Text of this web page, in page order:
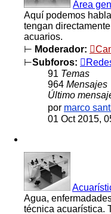
Área
Aquí podemos
tengan
acuarios.
⊢ Moderador:
⊢Subforos:
91 Temas
964 Mensajes
Último
por marco
01 Oct 2015,
Agua,
técnica acuarística.